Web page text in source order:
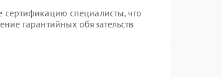
специалисты, что
гарантийных обязательств